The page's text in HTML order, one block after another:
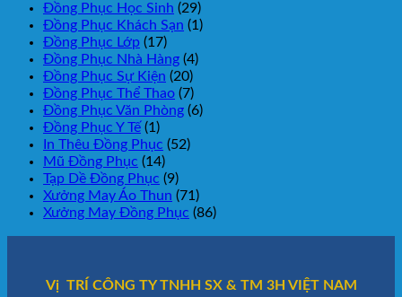
Đồng Phục Học Sinh (29)
Đồng Phục Khách Sạn (1)
Đồng Phục Lớp (17)
Đồng Phục Nhà Hàng (4)
Đồng Phục Sự Kiện (20)
Đồng Phục Thể Thao (7)
Đồng Phục Văn Phòng (6)
Đồng Phục Y Tế (1)
In Thêu Đồng Phục (52)
Mũ Đồng Phục (14)
Tạp Dề Đồng Phục (9)
Xưởng May Áo Thun (71)
Xưởng May Đồng Phục (86)
Vị TRÍ CÔNG TY TNHH SX & TM 3H VIỆT NAM